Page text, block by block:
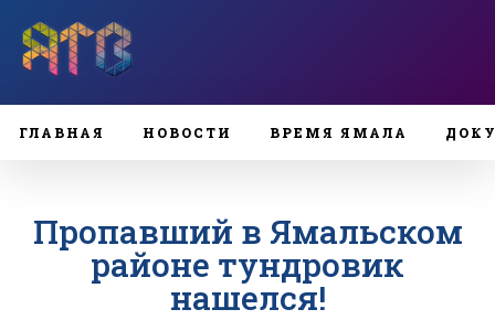
ГЛАВНАЯ НОВОСТИ ВРЕМЯ ЯМАЛА
Пропавший в Ямальском
районе тундровик
нашелся!